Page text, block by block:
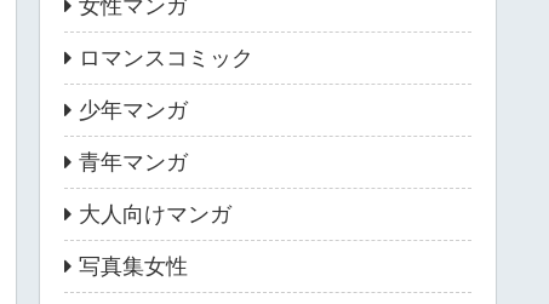
女性マンガ
ロマンスコミック
少年マンガ
青年マンガ
大人向けマンガ
写真集女性